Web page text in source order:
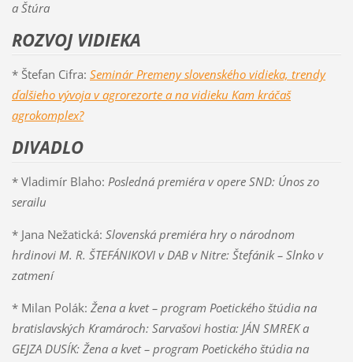
a Štúra
ROZVOJ VIDIEKA
* Štefan Cifra: Seminár Premeny slovenského vidieka, trendy
ďalšieho vývoja v agrorezorte a na vidieku Kam kráčaš
agrokomplex?
DIVADLO
* Vladimír Blaho: Posledná premiéra v opere SND: Únos zo
serailu
* Jana Nežatická: Slovenská premiéra hry o národnom
hrdinovi M. R. ŠTEFÁNIKOVIv DAB v Nitre: Štefánik – Slnko v
zatmení
* Milan Polák: Žena a kvet – program Poetického štúdia na
bratislavských Kramároch: Sarvašovi hostia: JÁN SMREK a
GEJZA DUSÍK: Žena a kvet – program Poetického štúdia na